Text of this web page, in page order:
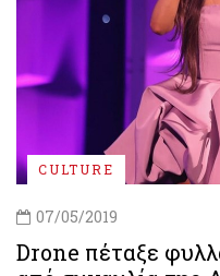
CULTURE
07/05/2019
Drone πέταξε